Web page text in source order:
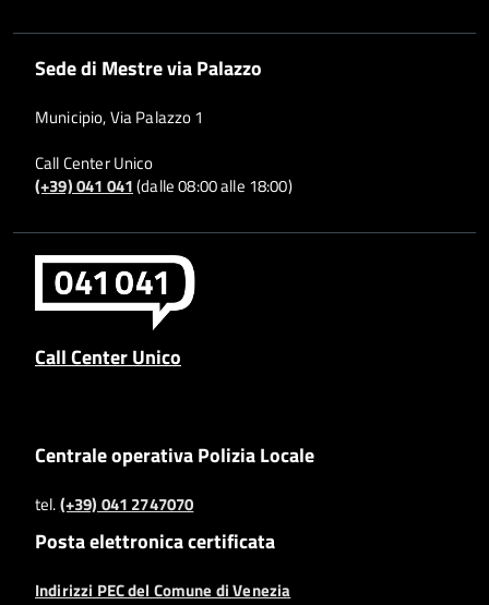
Sede di Mestre via Palazzo
Municipio, Via Palazzo 1
Call Center Unico
(+39) 041 041(dalle 08:00 alle 18:00)
Call Center Unico
Centrale operativa Polizia Locale
tel.(+39) 041 2747070
Posta elettronica certificata
Indirizzi PEC del Comune di Venezia